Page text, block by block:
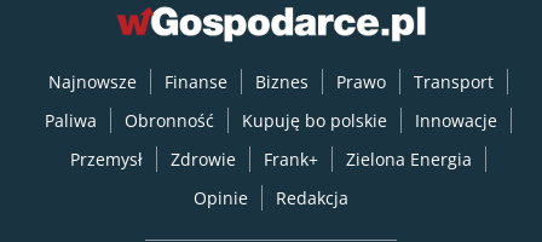
Najnowsze Finanse Biznes Prawo
Transport
Paliwa
Obronność Kupuję bo polskie
Innowacje
Przemysł
Zdrowie Frank+
Zielona Energia
Opinie
Redakcja